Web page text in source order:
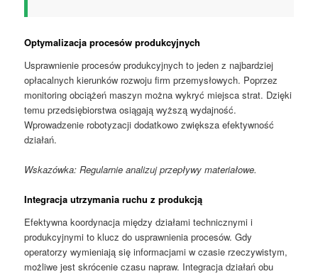
Optymalizacja procesów produkcyjnych
Usprawnienie procesów produkcyjnych to jeden z najbardziej
opłacalnych kierunków rozwoju firm przemysłowych. Poprzez
monitoring obciążeń maszyn można wykryć miejsca strat. Dzięki
temu przedsiębiorstwa osiągają wyższą wydajność.
Wprowadzenie robotyzacji dodatkowo zwiększa efektywność
działań.
Wskazówka: Regularnie analizuj przepływy materiałowe.
Integracja utrzymania ruchu z produkcją
Efektywna koordynacja między działami technicznymi i
produkcyjnymi to klucz do usprawnienia procesów. Gdy
operatorzy wymieniają się informacjami w czasie rzeczywistym,
możliwe jest skrócenie czasu napraw. Integracja działań obu